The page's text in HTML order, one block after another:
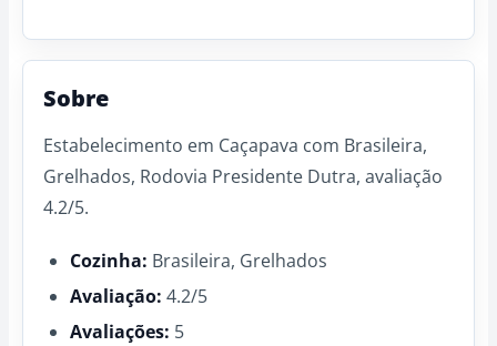
Sobre
Estabelecimento em Caçapava com Brasileira,
Grelhados, Rodovia Presidente Dutra, avaliação
4.2/5.
Cozinha: Brasileira, Grelhados
Avaliação: 4.2/5
Avaliações: 5